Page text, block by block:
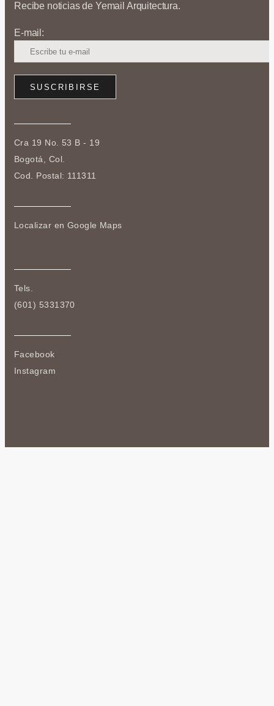
Recibe noticias de Yemail Arquitectura.
E-mail:
Cra 19 No. 53 B - 19
Bogotá, Col.
Cod. Postal: 111311
Localizar en Google Maps
Tels.
(601) 5331370
Facebook
Instagram